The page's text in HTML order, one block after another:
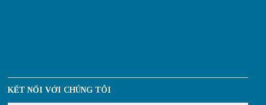
KẾT NỐI VỚI CHÚNG TÔI